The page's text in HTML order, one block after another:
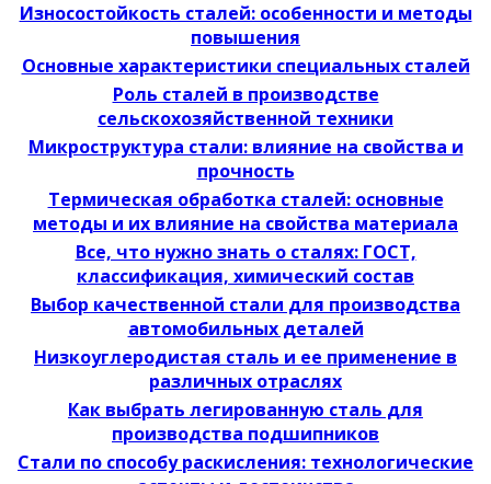
Износостойкость сталей: особенности и методы
повышения
Основные характеристики специальных сталей
Роль сталей в производстве
сельскохозяйственной техники
Микроструктура стали: влияние на свойства и
прочность
Термическая обработка сталей: основные
методы и их влияние на свойства материала
Все, что нужно знать о сталях: ГОСТ,
классификация, химический состав
Выбор качественной стали для производства
автомобильных деталей
Низкоуглеродистая сталь и ее применение в
различных отраслях
Как выбрать легированную сталь для
производства подшипников
Стали по способу раскисления: технологические